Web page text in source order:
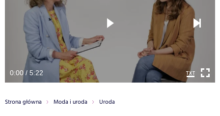
0:00 / 5:22
Strona główna Moda i uroda Uroda